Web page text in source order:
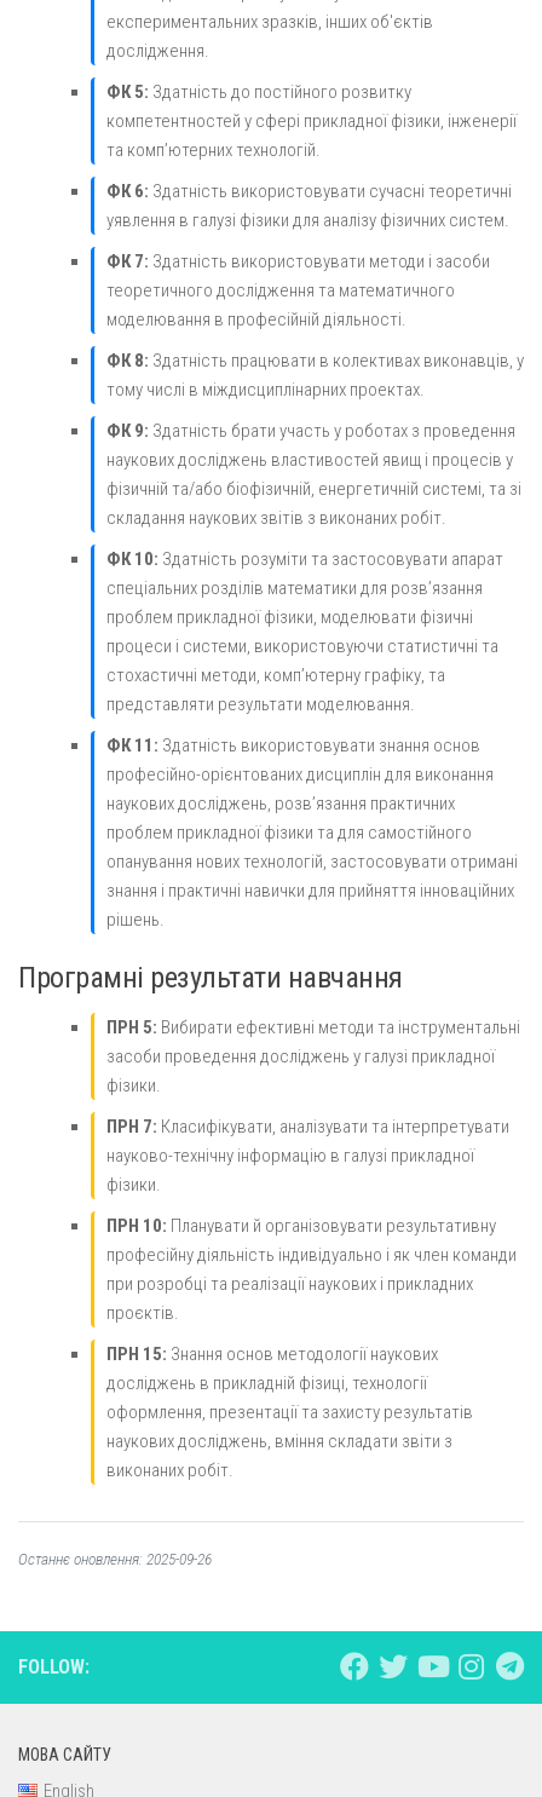
експериментальних зразків, інших об'єктів
дослідження.
ФК 5: Здатність до постійного розвитку
компетентностей у сфері прикладної фізики, інженерії
та комп’ютерних технологій.
ФК 6: Здатність використовувати сучасні теоретичні
уявлення в галузі фізики для аналізу фізичних систем.
ФК 7: Здатність використовувати методи і засоби
теоретичного дослідження та математичного
моделювання в професійній діяльності.
ФК 8: Здатність працювати в колективах виконавців, у
тому числі в міждисциплінарних проектах.
ФК 9: Здатність брати участь у роботах з проведення
наукових досліджень властивостей явищ і процесів у
фізичній та/або біофізичній, енергетичній системі, та зі
складання наукових звітів з виконаних робіт.
ФК 10: Здатність розуміти та застосовувати апарат
спеціальних розділів математики для розв’язання
проблем прикладної фізики, моделювати фізичні
процеси і системи, використовуючи статистичні та
стохастичні методи, комп’ютерну графіку, та
представляти результати моделювання.
ФК 11: Здатність використовувати знання основ
професійно-орієнтованих дисциплін для виконання
наукових досліджень, розв’язання практичних
проблем прикладної фізики та для самостійного
опанування нових технологій, застосовувати отримані
знання і практичні навички для прийняття інноваційних
рішень.
Програмні результати навчання
ПРН 5: Вибирати ефективні методи та інструментальні
засоби проведення досліджень у галузі прикладної
фізики.
ПРН 7: Класифікувати, аналізувати та інтерпретувати
науково-технічну інформацію в галузі прикладної
фізики.
ПРН 10: Планувати й організовувати результативну
професійну діяльність індивідуально і як член команди
при розробці та реалізації наукових і прикладних
проєктів.
ПРН 15: Знання основ методології наукових
досліджень в прикладній фізиці, технології
оформлення, презентації та захисту результатів
наукових досліджень, вміння складати звіти з
виконаних робіт.
Останнє оновлення: 2025-09-26
FOLLOW:
МОВА САЙТУ
English